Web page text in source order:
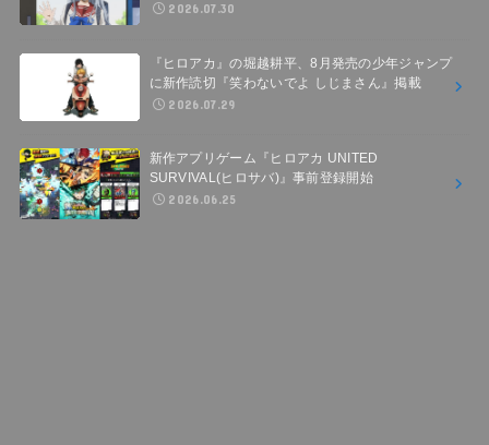
2026.07.30
『ヒロアカ』の堀越耕平、8月発売の少年ジャンプ
に新作読切『笑わないでよ しじまさん』掲載
2026.07.29
新作アプリゲーム『ヒロアカ UNITED
SURVIVAL(ヒロサバ)』事前登録開始
2026.06.25